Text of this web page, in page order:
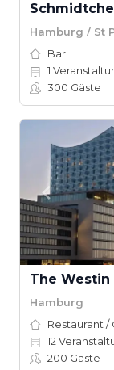
Hamburg / St
Bar
1
300 Gäste
The Westin
Hamburg
Restaurant /
12
200 Gäste